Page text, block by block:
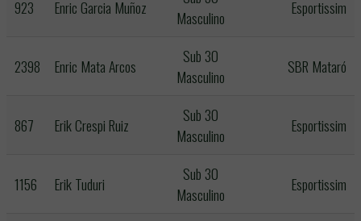
923 Enric Garcia Muñoz
Masculino
Esportissim
2398 Enric Mata Arcos
Sub 30
Masculino
SBR Mataró
867 Erik Crespi Ruiz
Sub 30
Masculino
Esportissim
1156 Erik Tuduri
Sub 30
Masculino
Esportissim